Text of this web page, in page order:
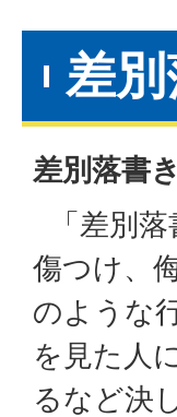
差
差別落書
「差別
傷つけ、
のような
を見た人
るなど決